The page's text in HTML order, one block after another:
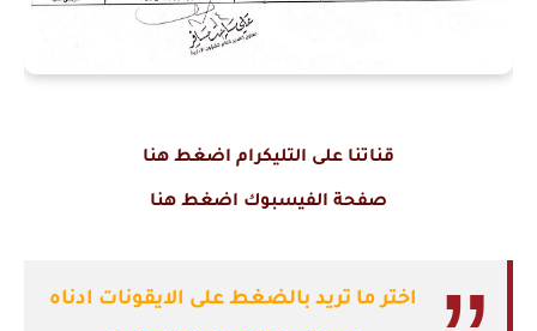
قناتنا على التليكرام اضغط هنا
صفحة الفيسبوك اضغط هنا
اختر ما تريد بالضغط على الايقونات ادناه